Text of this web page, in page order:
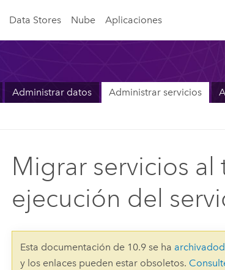
Data Stores Nube Aplicaciones
Administrar datos Administrar servicios
Migrar servicios
ejecución del
Esta documentación de 10.9 se ha archivadod
y los enlaces pueden estar obsoletos.